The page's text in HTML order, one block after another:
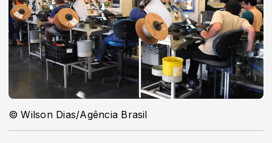
© Wilson Dias/Agência Brasil